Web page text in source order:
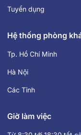
Tuyển dụng
Hệ thống phòng
Tp. Hồ Chí Minh
Hà Nội
Các Tỉnh
Giờ làm việc